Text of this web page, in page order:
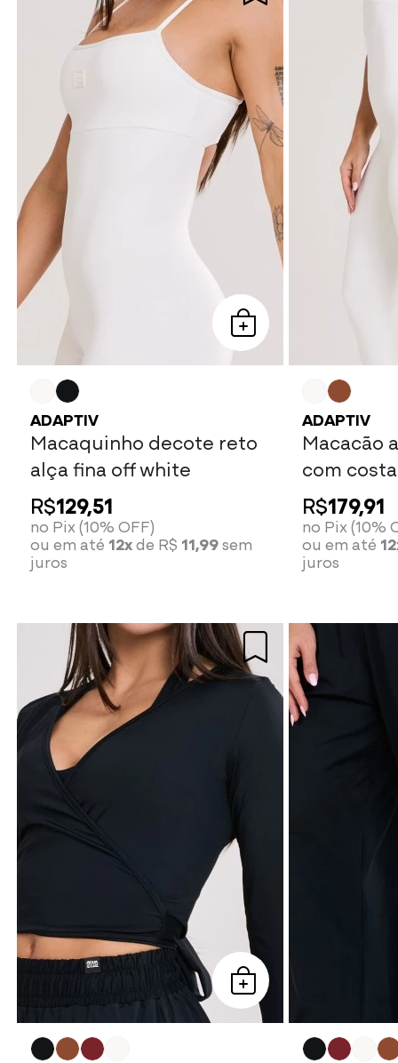
ADAPTIV
Macaquinho decote reto
alça fina off white
R$129,51
no Pix (10% OFF)
ou em até 12xde R$ 11,99sem
juros
ADAPTIV
Macacão
com
off white
R$179,91
no Pix (10%
ou em até
juros